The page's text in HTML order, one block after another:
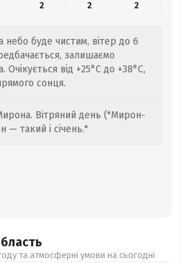
2 2 2
небо буде чистим, вітер до 6
залишаємо
від +25°C до +38°C,
сонця.
Вітряний день ("Мирон-
— такий і січень."
та атмосферні умови на сьогодні